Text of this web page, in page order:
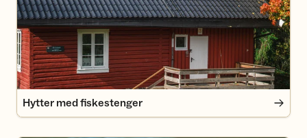
Hytter med fiskestenger